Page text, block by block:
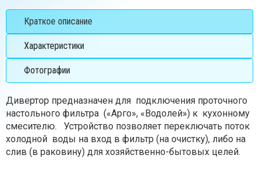
Краткое описание
Характеристики
Фотографии
Дивертор предназначен для подключения проточного
настольного фильтра («Арго», «Водолей») к кухонному
смесителю. Устройство позволяет переключать поток
холодной воды на вход в фильтр (на очистку), либо на
слив (в раковину) для хозяйственно-бытовых целей.